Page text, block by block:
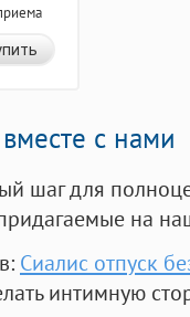
с нами
шаг для
на
Сиалис отпуск
интимную